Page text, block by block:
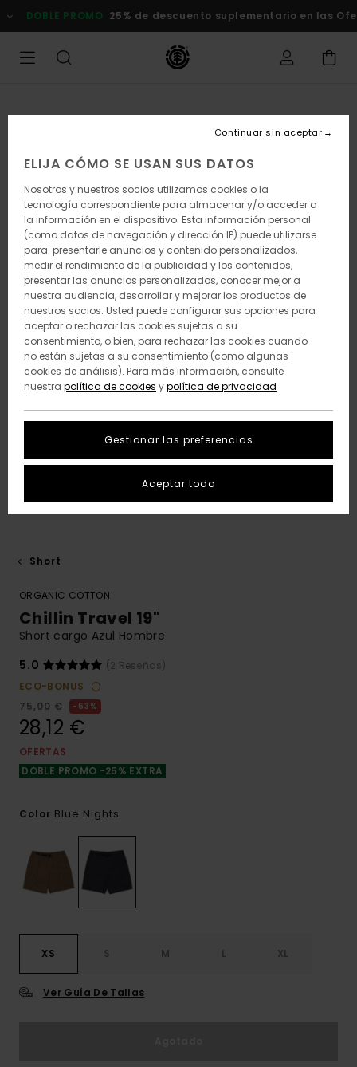
la
DOBLE PROMO 25% de descuento suplementario en las
Short
ORGANIC COTTON
Chillin Travel 19"
Short cargo Azul Hombre
5.0
(2 Reseñas)
ECO-BONUS
75,00 €
63%
28,12 €
OFERTAS
DOBLE PROMO -25% EXTRA
Color Blue Nights
XS S M L XL
Ver Guía De Tallas
ELIJA CÓMO SE USAN SUS DATOS
Nosotros y nuestros socios utilizamos cookies o la
tecnología correspondiente para almacenar y/o acceder a
la información en el dispositivo. Esta información personal
(como datos de navegación y dirección IP) puede utilizarse
para: presentarle anuncios y contenido personalizados,
medir el rendimiento de la publicidad y los contenidos,
presentar las anuncios personalizados, conocer mejor a
nuestra audiencia, desarrollar y mejorar los productos de
nuestros socios. Usted puede configurar sus opciones para
aceptar o rechazar las cookies sujetas a su
consentimiento, o bien, para rechazar las cookies cuando
no están sujetas a su consentimiento (como algunas
cookies de análisis). Para más información, consulte
nuestra política de cookies ypolítica de privacidad
Gestionar las preferencias
Continuar sin aceptar
Aceptar todo